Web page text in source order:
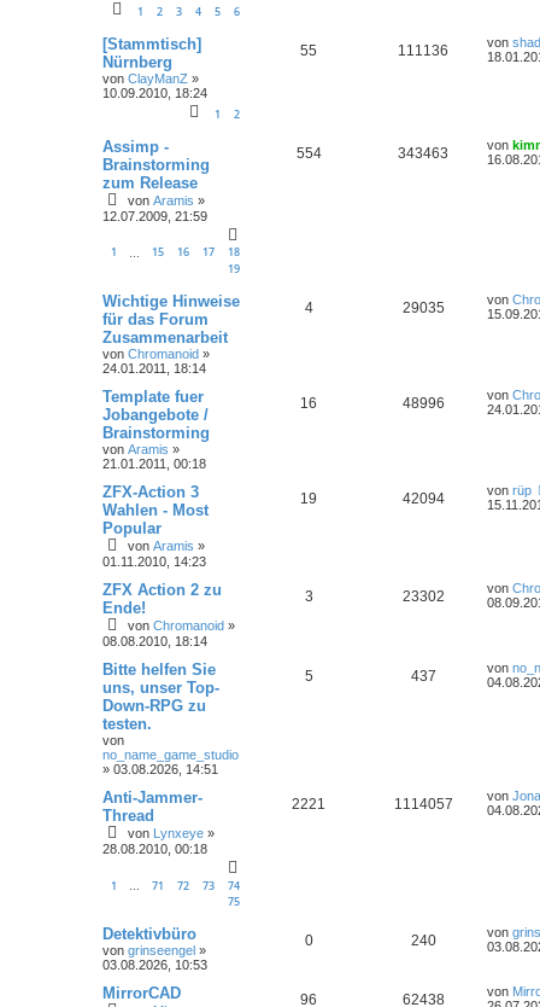
1 2 3 4 5 6
[Stammtisch]
Nürnberg
von ClayManZ »
10.09.2010, 18:24
1 2
55 111136 von
Assimp -
Brainstorming
zum Release
von Aramis »
12.07.2009, 21:59
1 15 16 17
18
19
554 343463 von
Wichtige Hinweise
für das Forum
Zusammenarbeit
von Chromanoid »
24.01.2011, 18:14
4 29035 von
Template fuer
Jobangebote /
Brainstorming
von Aramis »
21.01.2011, 00:18
16 48996 von
ZFX-Action 3
Wahlen - Most
Popular
von Aramis »
01.11.2010, 14:23
19 42094 von rüp
ZFX Action 2 zu
Ende!
von Chromanoid »
08.08.2010, 18:14
3 23302 von
Bitte helfen Sie
uns, unser Top-
Down-RPG zu
testen.
von
no_name_game_studio
» 03.08.2026, 14:51
5 437 von
Anti-Jammer-
Thread
von Lynxeye »
28.08.2010, 00:18
1 … 71 72 73
74
75
2221 1114057 von
Detektivbüro
von grinseengel »
03.08.2026, 10:53
0 240 von
MirrorCAD 96 62438 von